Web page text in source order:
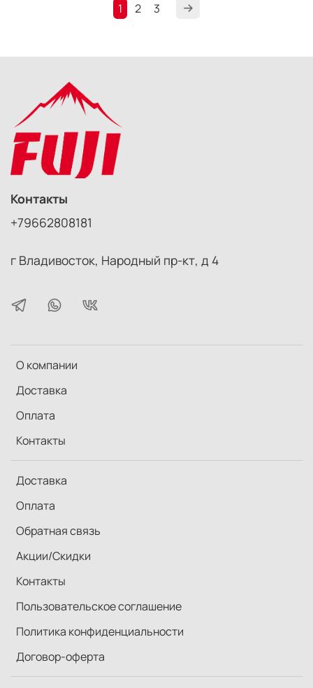
1 2 3
О компании
Доставка
Оплата
Контакты
Доставка
Оплата
Обратная связь
Акции/Скидки
Контакты
Пользовательское соглашение
Политика конфиденциальности
Договор-оферта
Контакты
+79662808181
г Владивосток, Народный пр-кт, д 4